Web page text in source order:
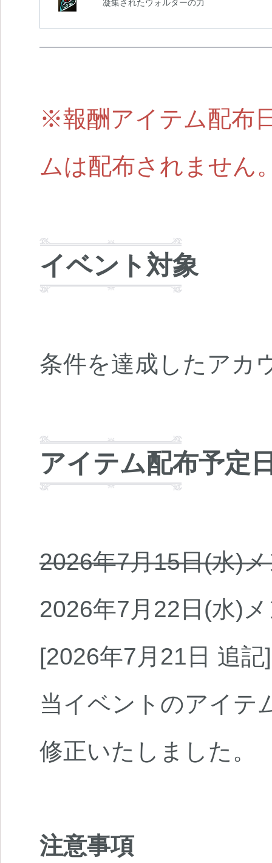
凝集されたウォルターの力
※報酬アイテム配布
ムは配布されません
イベント対象
条件を達成したアカ
アイテム配布予定
2026年7月15日(水)
2026年7月22日(水)
[2026年7月21日 追記]
当イベントのアイテ
修正いたしました。
注意事項